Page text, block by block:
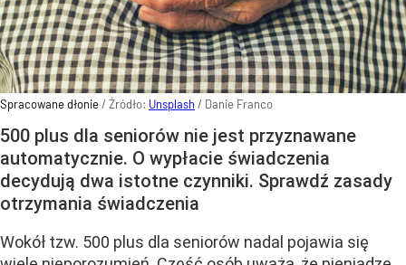
Spracowane dłonie/ Źródło: Unsplash / Danie Franco
500 plus dla seniorów nie jest przyznawane
automatycznie. O wypłacie świadczenia
decydują dwa istotne czynniki. Sprawdź zasady
otrzymania świadczenia
Wokół tzw. 500 plus dla seniorów nadal pojawia się